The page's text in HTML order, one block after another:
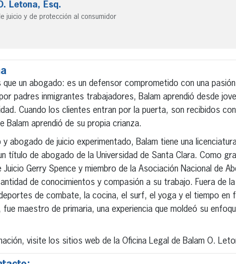
Letona, Esq.
juicio y de protección al consumidor
que un abogado: es un defensor comprometido con una
padres inmigrantes trabajadores, Balam aprendió desde
Cuando los clientes entran por la puerta, son recibidos
Balam aprendió de su propia crianza.
abogado de juicio experimentado, Balam tiene una
título de abogado de la Universidad de Santa Clara. Como
Gerry Spence y miembro de la Asociación Nacional de
de conocimientos y compasión a su trabajo. Fuera de
de combate, la cocina, el surf, el yoga y el tiempo en
maestro de primaria, una experiencia que moldeó su
visite los sitios web de la Oficina Legal de Balam O.